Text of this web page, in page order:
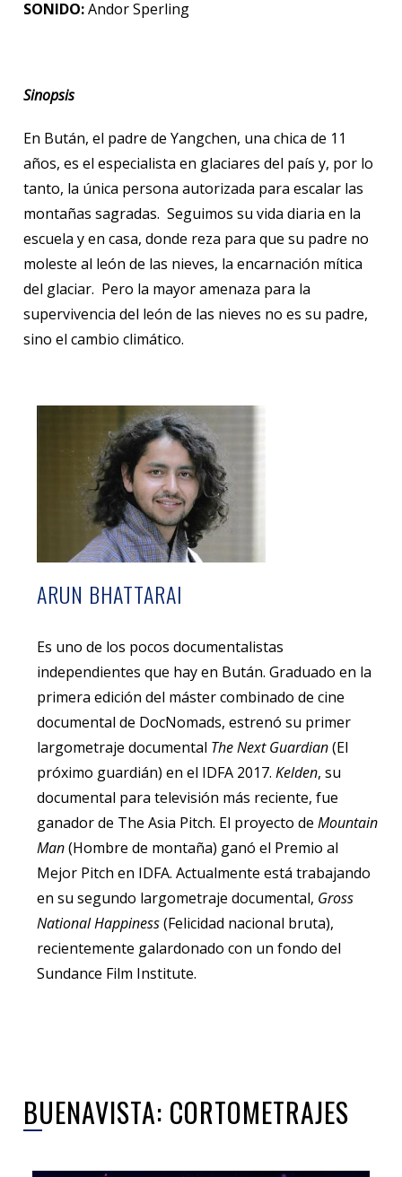
SONIDO:Andor Sperling
Sinopsis
En Bután, el padre de Yangchen, una chica de 11
años, es el especialista en glaciares del país y, por lo
tanto, la única persona autorizada para escalar las
montañas sagradas. Seguimos su vida diaria en la
escuela y en casa, donde reza para que su padre no
moleste al león de las nieves, la encarnación mítica
del glaciar. Pero la mayor amenaza para la
supervivencia del león de las nieves no es su padre,
sino el cambio climático.
ARUN BHATTARAI
Es uno de los pocos documentalistas
independientes que hay en Bután. Graduado en la
primera edición del máster combinado de cine
documental de DocNomads, estrenó su primer
largometraje documental The Next Guardian(El
próximo guardián) en el IDFA 2017.Kelden, su
documental para televisión más reciente, fue
ganador de The Asia Pitch. El proyecto deMountain
Man(Hombre de montaña) ganó el Premio al
Mejor Pitch en IDFA. Actualmente está trabajando
en su segundo largometraje documental, Gross
National Happiness(Felicidad nacional bruta),
recientemente galardonado con un fondo del
Sundance Film Institute.
BUENAVISTA: CORTOMETRAJES